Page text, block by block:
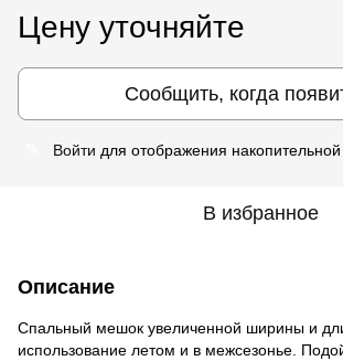
Цену уточняйте
Сообщить, когда
Войти для отображения накопительной
В избранное
Описание
Спальный мешок увеличенной ширины и
использование летом и в межсезонье.